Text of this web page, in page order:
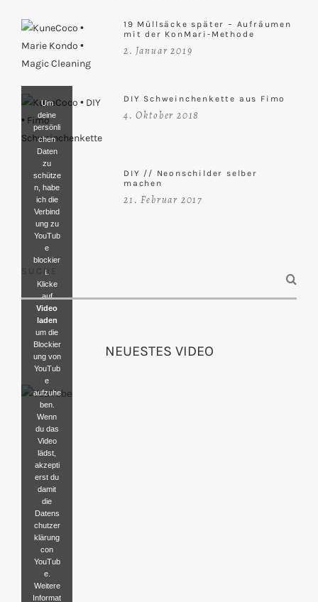
19 Müllsäcke später – Aufräumen
mit der KonMari-Methode
2. Januar 2019
DIY Schweinchenkette aus Fimo
4. Oktober 2018
DIY // Neonschilder selber
machen
21. Februar 2017
SUCHE
NEUESTES VIDEO
Um
deine
persönli
chen
Daten
zu
schütze
n, habe
ich die
Verbind
ung zu
YouTub
e
blockier
t.
Klicke
auf
Video
laden
um die
Blockier
ung von
YouTub
e
aufzuhe
ben.
Wenn
du das
Video
lädst,
akzepti
erst du
damit
die
Datens
chutzer
klärung
con
YouTub
e.
Weitere
Informat